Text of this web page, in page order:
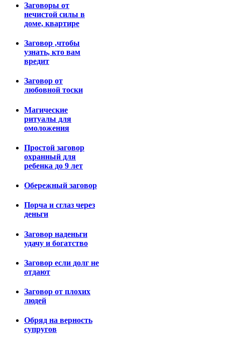
Заговоры от
нечистой силы в
доме, квартире
Заговор ,чтобы
узнать, кто вам
вредит
Заговор от
любовной тоски
Магические
ритуалы для
омоложения
Простой заговор
охранный для
ребенка до 9 лет
Обережный заговор
Порча и сглаз через
деньги
Заговор наденьги
удачу и богатство
Заговор если долг не
отдают
Заговор от плохих
людей
Обряд на верность
супругов